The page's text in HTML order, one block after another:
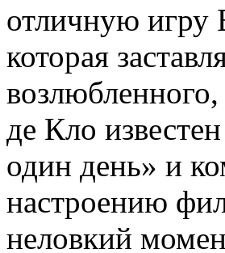
отличную
которая
де Кло
один день» и
настроению
неловкий